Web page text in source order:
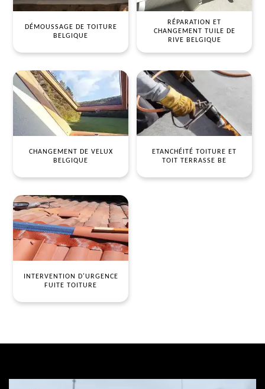
DÉMOUSSAGE DE TOITURE
BELGIQUE
RÉPARATION ET
CHANGEMENT TUILE DE
RIVE BELGIQUE
CHANGEMENT DE VELUX
BELGIQUE
ETANCHÉITÉ TOITURE ET
TOIT TERRASSE BE
INTERVENTION D'URGENCE
FUITE TOITURE